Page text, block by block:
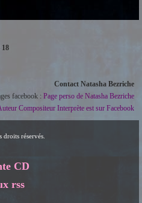
18
Contact Natasha Bezriche
facebook : Page perso de Natasha Bezriche
Compositeur Interprète est sur Facebook
réservés.
CD
rss